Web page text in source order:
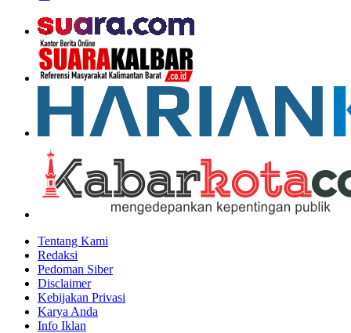
Tentang Kami
Redaksi
Pedoman Siber
Disclaimer
Kebijakan Privasi
Karya Anda
Info Iklan